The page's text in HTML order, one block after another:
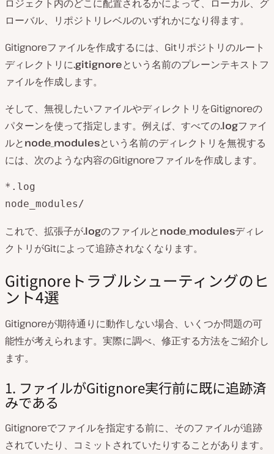
ロジェクト内のどこに配置されるかによって、ローカル、グ
ローバル、リポジトリレベルのいずれかになり得ます。
Gitignoreファイルを作成するには、Gitリポジトリのルート
ディレクトリに.gitignoreという名前のプレーンテキストフ
ァイルを作成します。
そして、無視したいファイルやディレクトリをGitignoreの
パターンを使って指定します。例えば、すべての.logファイ
ルとnode_modulesという名前のディレクトリを無視する
には、次のような内容のGitignoreファイルを作成します。
*.log
node_modules/
これで、拡張子が.logのファイルとnode_modulesディレ
クトリがGitによって追跡されなくなります。
Gitignoreトラブルシューティングのヒ
ント4選
Gitignoreが期待通りに動作しない場合、いくつか問題の可
能性が考えられます。実際に調べ、修正する方法をご紹介し
ます。
1. ファイルがGitignore実行前に既に追跡済
みである
Gitignoreでファイルを指定する前に、そのファイルが追跡
されていたり、コミットされていたりすることがあります。